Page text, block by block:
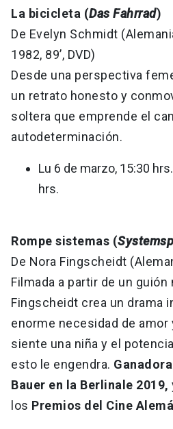
La bicicleta (Das Fahrrad)
De Evelyn Schmidt
1982, 89’, DVD)
Desde una perspectiva
un retrato honesto y
soltera que emprende el
autodeterminación.
Lu 6 de marzo, 15:30
hrs.
Rompe sistemas (
De Nora Fingscheidt
Filmada a partir de un
Fingscheidt crea un drama
enorme necesidad de amor
siente una niña y el
esto le engendra.
Bauer en la Berlinale 2019,
los Premios del Cine